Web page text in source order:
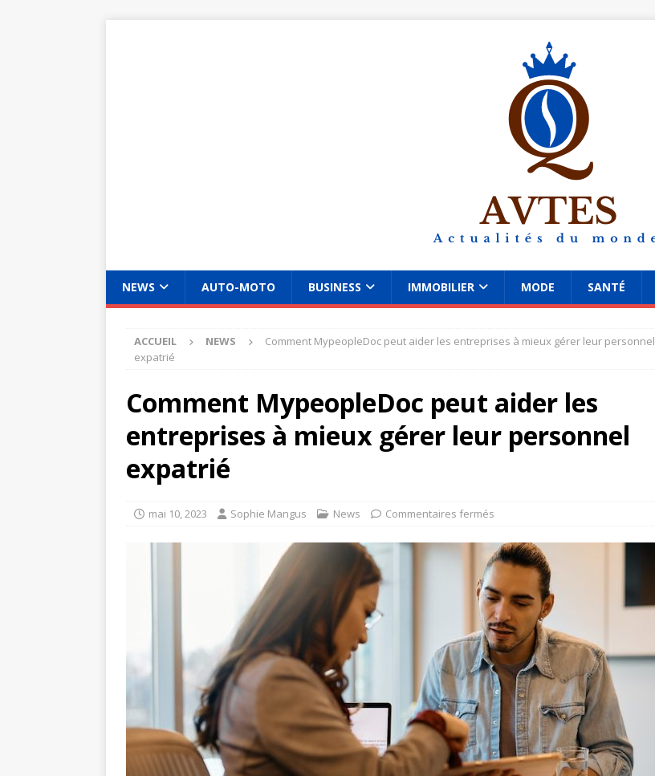
NEWS AUTO-MOTO BUSINESS IMMOBILIER MODE SANTÉ
ACCUEIL NEWS
Comment MypeopleDoc peut aider les entreprises à mieux gérer leur personnel
expatrié
Comment MypeopleDoc peut aider les
entreprises à mieux gérer leur personnel
expatrié
mai 10, 2023 Sophie Mangus News Commentaires fermés